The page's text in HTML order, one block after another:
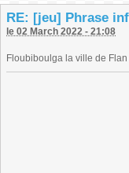
RE: [jeu] Phrase
le 02 March 2022 - 21:08
Floubiboulga la ville de Flan